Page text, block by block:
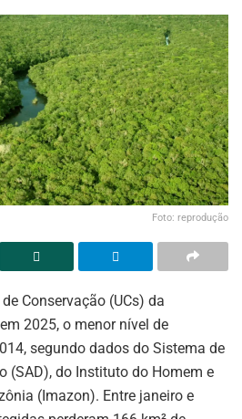
Foto: reprodução
Conservação (UCs) da
2025, o menor nível de
segundo dados do Sistema de
(SAD), do Instituto do Homem e
(Imazon). Entre janeiro e